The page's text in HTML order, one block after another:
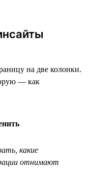
на две колонки.
— как
какие
отнимают